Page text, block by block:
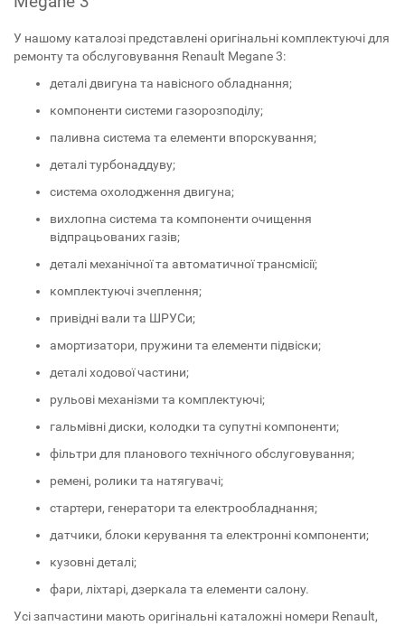
У нашому каталозі представлені оригінальні комплектуючі для
ремонту та обслуговування Renault Megane 3:
деталі двигуна та навісного обладнання;
компоненти системи газорозподілу;
паливна система та елементи впорскування;
деталі турбонаддуву;
система охолодження двигуна;
вихлопна система та компоненти очищення
відпрацьованих газів;
деталі механічної та автоматичної трансмісії;
комплектуючі зчеплення;
привідні вали та ШРУСи;
амортизатори, пружини та елементи підвіски;
деталі ходової частини;
рульові механізми та комплектуючі;
гальмівні диски, колодки та супутні компоненти;
фільтри для планового технічного обслуговування;
ремені, ролики та натягувачі;
стартери, генератори та електрообладнання;
датчики, блоки керування та електронні компоненти;
кузовні деталі;
фари, ліхтарі, дзеркала та елементи салону.
Усі запчастини мають оригінальні каталожні номери Renault,